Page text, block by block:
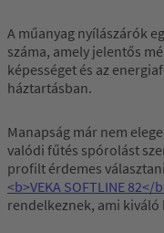
A műanyag nyílászárók
száma, amely jelentős
képességet és az
háztartásban.
Manapság már nem
valódi fűtés spórolást
profilt érdemes
<b>VEKA SOFTLINE 82</
rendelkeznek, ami